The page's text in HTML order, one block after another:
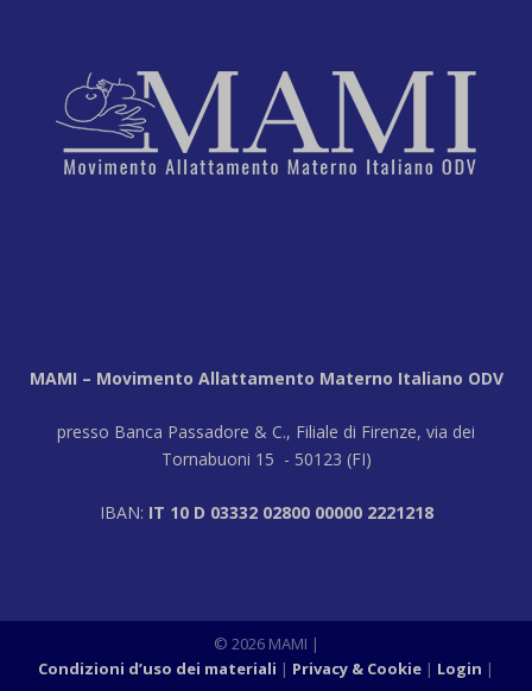
MAMI – Movimento Allattamento Materno Italiano ODV
presso Banca Passadore & C., Filiale di Firenze, via dei
Tornabuoni 15 - 50123 (FI)
IBAN: IT 10 D 03332 02800 00000 2221218
© 2026 MAMI |
Condizioni d’uso dei materiali
Privacy & Cookie Login |